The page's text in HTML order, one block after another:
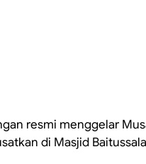
resmi menggelar
di Masjid